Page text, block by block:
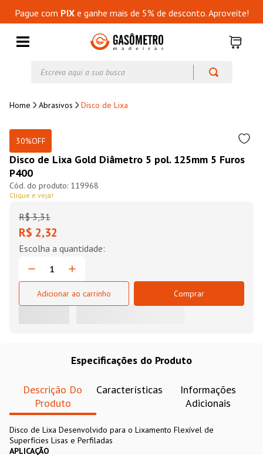
Pague com PIXe ganhe mais de 5% de desconto. Aproveite!
Abrasivos Disco de Lixa
30%OFF
Disco de Lixa Gold Diâmetro 5 pol. 125mm 5 Furos
P400
119968
Clique e veja!
R$ 3,31
R$ 2,32
Adicionar ao carrinho Comprar
Especificações do Produto
Descrição Do
Produto
Características
Informações
Adicionais
Disco de Lixa Desenvolvido para o Lixamento Flexível de
Superfícies Lisas e Perfiladas